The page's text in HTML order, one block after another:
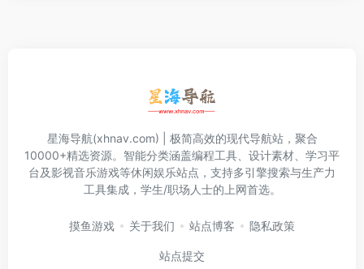
星海导航(xhnav.com) | 极简高效的现代导航站，聚合
10000+精选资源。智能分类涵盖编程工具、设计素材、学习平
台及影视音乐游戏等休闲娱乐站点，支持多引擎搜索与生产力
工具集成，学生/职场人士的上网首选。
摸鱼游戏 关于我们 站点博客 隐私政策
站点提交